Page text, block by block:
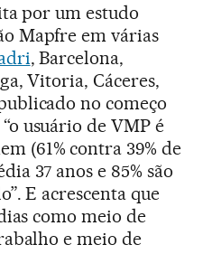
por um estudo
Mapfre em várias
, Barcelona,
Vitoria, Cáceres,
no começo
usuário de VMP é
(61% contra 39% de
37 anos e 85% são
E acrescenta que
como meio de
e meio de